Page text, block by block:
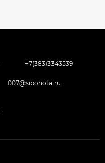
+7(383)3343539
007@sibohota.ru